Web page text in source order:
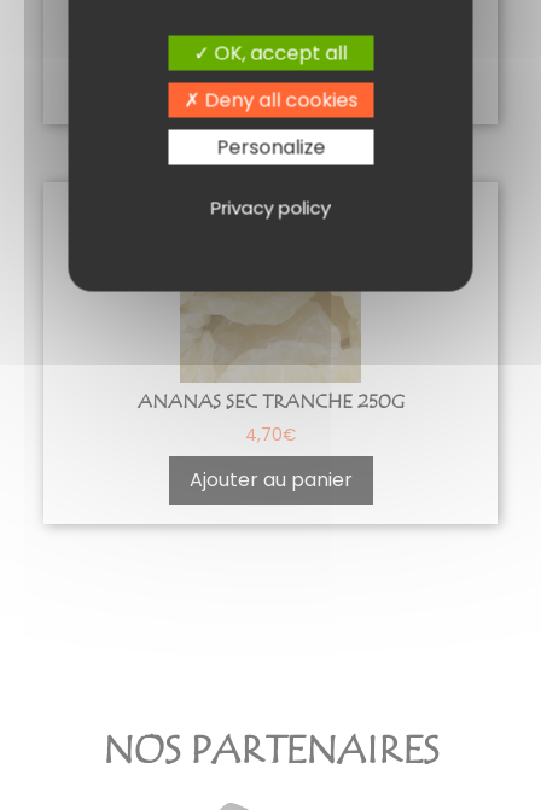
3,00€
Ajouter au panier
ANANAS SEC TRANCHE 250G
4,70€
Ajouter au panier
NOS PARTENAIRES
OK, accept all
Deny all cookies
Personalize
Privacy policy